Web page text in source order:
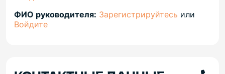
ФИО руководителя: Зарегистрируйтесь или
Войдите